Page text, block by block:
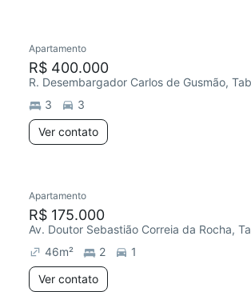
Apartamento
R$ 400.000
3
3
Ver contato
Apartamento
R$ 175.000
46m² 2
1
Ver contato